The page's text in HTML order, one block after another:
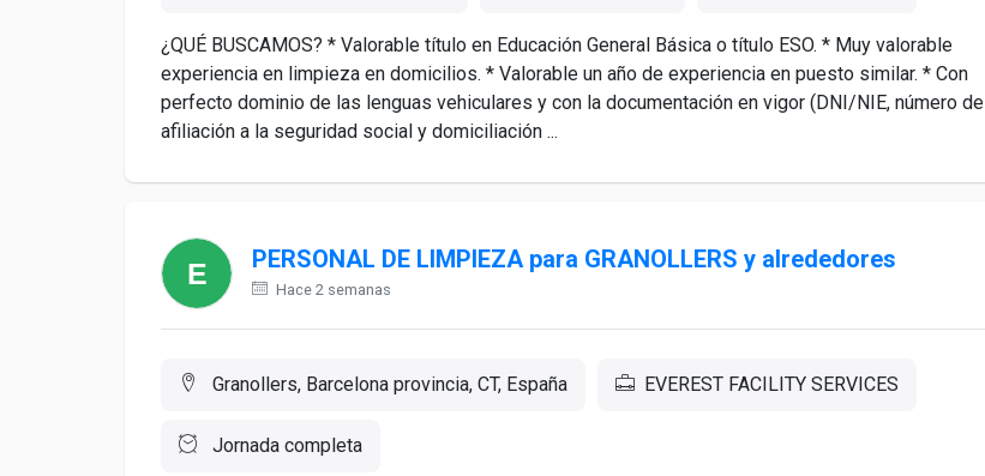
¿QUÉ BUSCAMOS? * Valorable título en Educación General Básica o título ESO. * Muy valorable
experiencia en limpieza en domicilios. * Valorable un año de experiencia en puesto similar. * Con
perfecto dominio de las lenguas vehiculares y con la documentación en vigor (DNI/NIE, número de
afiliación a la seguridad social y domiciliación ...
PERSONAL DE LIMPIEZA para GRANOLLERS y alrededores
Hace 2 semanas
Granollers, Barcelona provincia, CT, España EVEREST FACILITY SERVICES
Jornada completa